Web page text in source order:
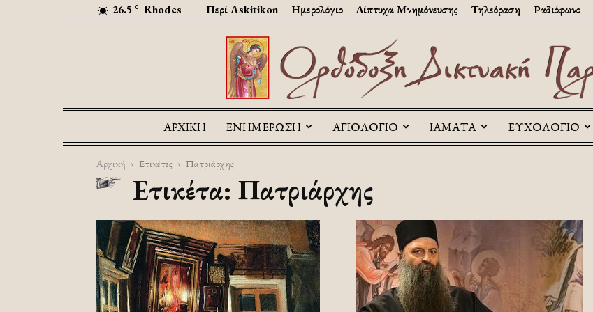
26.5 C Rhodes Περί Askitikon Ημερολόγιο Δίπτυχα Μνημόνευσης Τηλεόραση Ραδιόφωνο
Askitikon
ΑΡΧΙΚΉ ΕΝΗΜΕΡΩΣΗ ΑΓΙΟΛΟΓΙΟ ΙΑΜΑΤΑ ΕΥΧΟΛΟΓΙΟ
Αρχική Ετικέτες Πατριάρχης
Ετικέτα: Πατριάρχης